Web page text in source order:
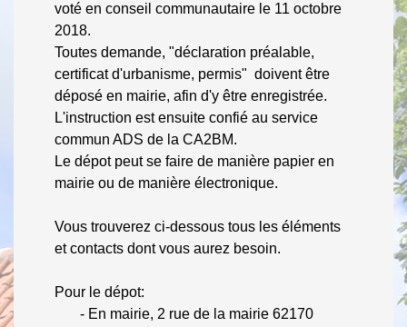
voté en conseil communautaire le 11 octobre
2018.
Toutes demande, "déclaration préalable,
certificat d'urbanisme, permis" doivent être
déposé en mairie, afin d'y être enregistrée.
L'instruction est ensuite confié au service
commun ADS de la CA2BM.
Le dépot peut se faire de manière papier en
mairie ou de manière électronique.
Vous trouverez ci-dessous tous les éléments
et contacts dont vous aurez besoin.
Pour le dépot:
- En mairie, 2 rue de la mairie 62170